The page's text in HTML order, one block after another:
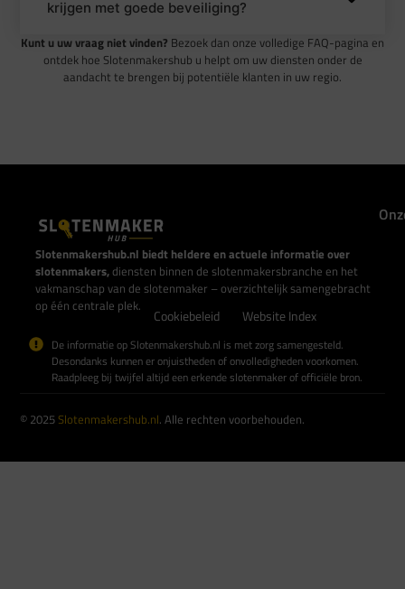
krijgen met goede beveiliging?
Kunt u uw vraag niet vinden? Bezoek dan onze volledige FAQ-pagina en
ontdek hoe Slotenmakershub u helpt om uw diensten onder de
aandacht te brengen bij potentiële klanten in uw regio.
Slotenmakershub.nl biedt heldere en actuele informatie over
slotenmakers,diensten binnen de slotenmakersbranche en het
vakmanschap van de slotenmaker – overzichtelijk samengebracht
op één centrale plek.
Cookiebeleid Website Index
De informatie op Slotenmakershub.nl is met zorg samengesteld.
Desondanks kunnen er onjuistheden of onvolledigheden voorkomen.
Raadpleeg bij twijfel altijd een erkende slotenmaker of officiële bron.
© 2025Slotenmakershub.nl. Alle rechten voorbehouden.